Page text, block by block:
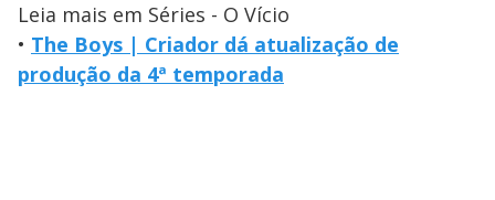
Leia mais em Séries - O Vício
• The Boys | Criador dá atualização de
produção da 4ª temporada